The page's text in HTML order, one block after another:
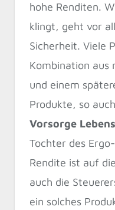
hohe Renditen.
klingt, geht vor
Sicherheit. Viele
Kombination aus
und einem
Produkte, so
Vorsorge
Tochter des
Rendite ist auf
auch die
ein solches